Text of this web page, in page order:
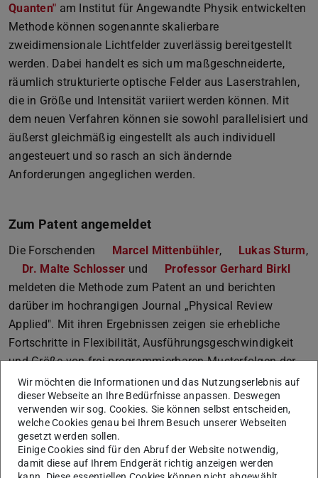
Quanten" am Institut für Angewandte Physik entwickelten
Methode können sogenannte skalierbare
zweidimensionale Lichtfelder zuverlässig bereitgestellt
werden. Dabei handelt es sich um maßgeschneiderte,
räumlich strukturierte optische Felder aus Laserstrahlen,
die in Größe und Intensität variiert werden können. Mit
dem neuen Verfahren können sie sowohl parallelisiert und
äußerst gleichmäßig eingestellt als auch individuell
angesteuert und so rasch an sich ändernde
Anforderungen angeglichen werden.
Zum Patent angemeldet
Die Forschenden Marcel Mittenbühler, Lukas Sturm,
Dr. Malte Schlosser und
Professor Gerhard Birkl
meldeten die Methode zum Patent an und berichten
darüber im hochrangigen Journal „Physical Review
Applied". Mit ihren Ergebnissen zeigen sie erhebliche
Fortschritte in Flexibilität, Ausführungsgeschwindigkeit
und Größe von frei programmierbaren Musterfolgen der
Laserstrahlen. Dabei konnten sie besondere Vorteile für
zeitkritische Anwendungen und gesteigerte
Durchsatzraten erreichen.
Ihre Technologie birgt damit unter anderem enormes
Potenzial für die Verbesserung sogenannter optischer
Wir möchten die Informationen und das Nutzungserlebnis auf
dieser Webseite an Ihre Bedürfnisse anpassen. Deswegen
verwenden wir sog. Cookies. Sie können selbst entscheiden,
welche Cookies genau bei Ihrem Besuch unserer Webseiten
gesetzt werden sollen.
Einige Cookies sind für den Abruf der Website notwendig,
damit diese auf Ihrem Endgerät richtig anzeigen werden